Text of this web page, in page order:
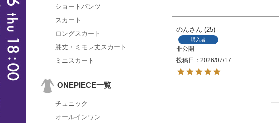
ショートパンツ
スカート
ロングスカート
膝丈・ミモレ丈スカート
ミニスカート
ONEPIECE一覧
チュニック
オールインワン
のん 25
購入者
非公開
投稿日
2026/07/17